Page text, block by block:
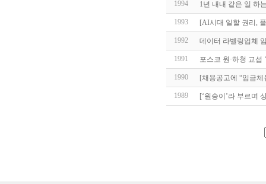
1994 1년 내내 같은 일 하
1993 [AI시대 일할 권리,
1992 데이터 라벨링업체
1991 포스코 원·하청 교섭
1990 [채용공고에 “임금
1989 [‘원숭이’라 부르며